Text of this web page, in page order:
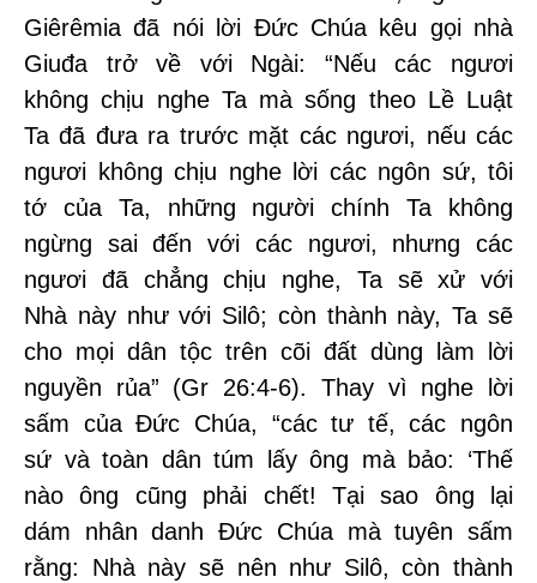
Giêrêmia đã nói lời Đức Chúa kêu gọi nhà
Giuđa trở về với Ngài: “Nếu các ngươi
không chịu nghe Ta mà sống theo Lề Luật
Ta đã đưa ra trước mặt các ngươi, nếu các
ngươi không chịu nghe lời các ngôn sứ, tôi
tớ của Ta, những người chính Ta không
ngừng sai đến với các ngươi, nhưng các
ngươi đã chẳng chịu nghe, Ta sẽ xử với
Nhà này như với Silô; còn thành này, Ta sẽ
cho mọi dân tộc trên cõi đất dùng làm lời
nguyền rủa” (Gr 26:4-6). Thay vì nghe lời
sấm của Đức Chúa, “các tư tế, các ngôn
sứ và toàn dân túm lấy ông mà bảo: ‘Thế
nào ông cũng phải chết! Tại sao ông lại
dám nhân danh Đức Chúa mà tuyên sấm
rằng: Nhà này sẽ nên như Silô, còn thành